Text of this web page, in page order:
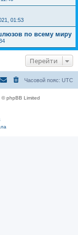
01:53
по всему миру
Перейти
Часовой пояс: UTC
© phpBB Limited